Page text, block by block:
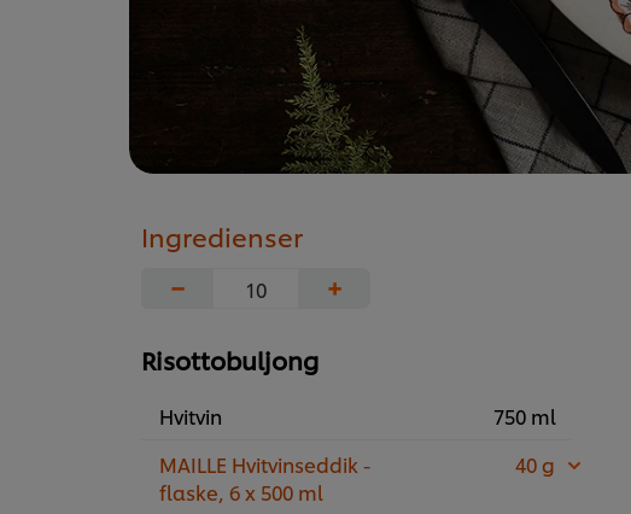
Ingredienser
−
+
Risottobuljong
Hvitvin
750 ml
MAILLE Hvitvinseddik -
flaske, 6 x 500 ml
40 g